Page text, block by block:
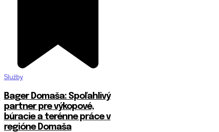
Služby
Bager Domaša: Spoľahlivý
partner pre výkopové,
búracie a terénne práce v
regióne Domaša